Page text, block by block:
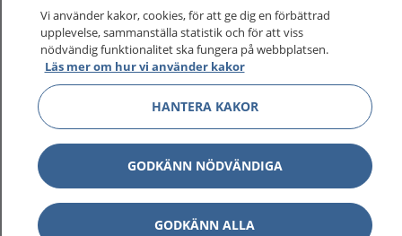
Vi använder kakor, cookies, för att ge dig en förbättrad
upplevelse, sammanställa statistik och för att viss
nödvändig funktionalitet ska fungera på webbplatsen.
Läs mer om hur vi använder kakor
HANTERA KAKOR
GODKÄNN NÖDVÄNDIGA
GODKÄNN ALLA